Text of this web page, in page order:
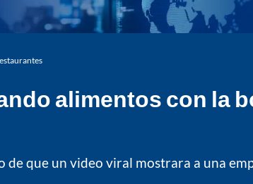
alimentos con la
de que un video viral mostrara a una